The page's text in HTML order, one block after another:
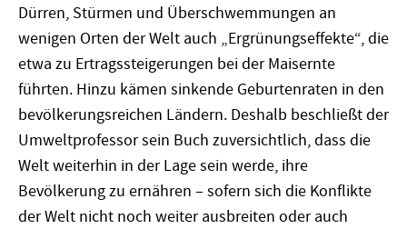
Dürren, Stürmen und Überschwemmungen an
wenigen Orten der Welt auch „Ergrünungseffekte“, die
etwa zu Ertragssteigerungen bei der Maisernte
führten. Hinzu kämen sinkende Geburtenraten in den
bevölkerungsreichen Ländern. Deshalb beschließt der
Umweltprofessor sein Buch zuversichtlich, dass die
Welt weiterhin in der Lage sein werde, ihre
Bevölkerung zu ernähren – sofern sich die Konflikte
der Welt nicht noch weiter ausbreiten oder auch